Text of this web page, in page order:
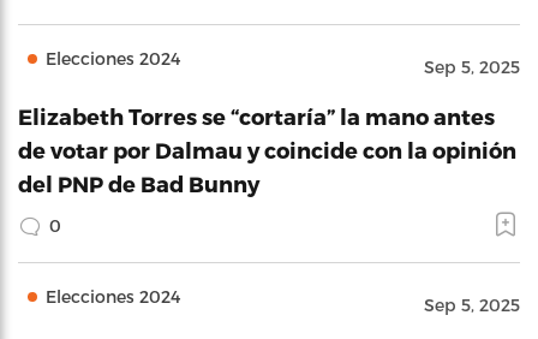
Elecciones 2024 Sep 5, 2025
Elizabeth Torres se “cortaría” la mano antes
de votar por Dalmau y coincide con la opinión
del PNP de Bad Bunny
0
Elecciones 2024 Sep 5, 2025